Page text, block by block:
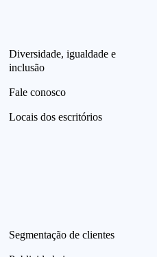
Diversidade, igualdade e
inclusão
Fale conosco
Locais dos escritórios
Segmentação de clientes